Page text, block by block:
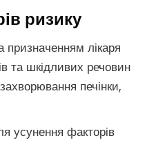
ризику
призначенням лікаря
та шкідливих речовин
печінки,
усунення факторів